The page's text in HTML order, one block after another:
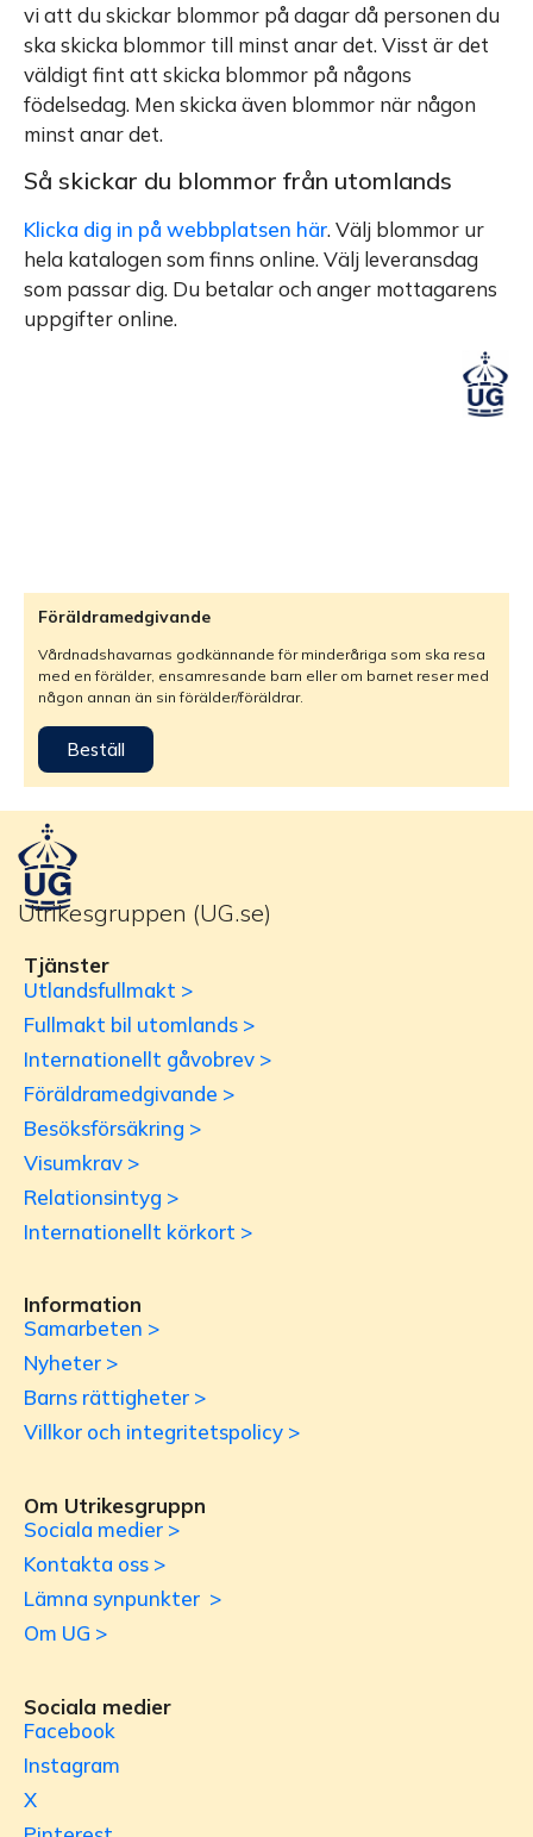
vi att du skickar blommor på dagar då personen du
ska skicka blommor till minst anar det. Visst är det
väldigt fint att skicka blommor på någons
födelsedag. Men skicka även blommor när någon
minst anar det.
Så skickar du blommor från utomlands
Klicka dig in på webbplatsen här. Välj blommor ur
hela katalogen som finns online. Välj leveransdag
som passar dig. Du betalar och anger mottagarens
uppgifter online.
Föräldramedgivande
Vårdnadshavarnas godkännande för minderåriga som ska resa
med en förälder, ensamresande barn eller om barnet reser med
någon annan än sin förälder/föräldrar.
Beställ
Utrikesgruppen (UG.se)
Tjänster
Utlandsfullmakt >
Fullmakt bil utomlands >
Internationellt gåvobrev >
Föräldramedgivande >
Besöksförsäkring >
Visumkrav >
Relationsintyg >
Internationellt körkort >
Information
Samarbeten >
Nyheter >
Barns rättigheter >
Villkor och integritetspolicy >
Om Utrikesgruppn
Sociala medier >
Kontakta oss >
Lämna synpunkter >
Om UG >
Sociala medier
Facebook
Instagram
X